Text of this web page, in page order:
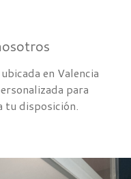
en Valencia
para
tu disposición.